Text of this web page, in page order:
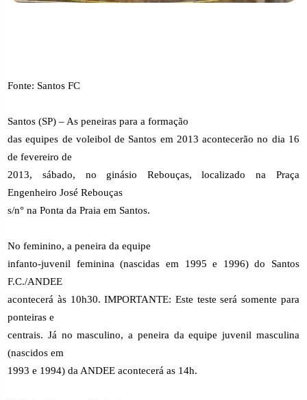
Fonte: Santos FC
Santos (SP) – As peneiras para a formação
das equipes de voleibol de Santos em 2013 acontecerão no dia 16
de fevereiro de
2013, sábado, no ginásio Rebouças, localizado na Praça
Engenheiro José Rebouças
s/n° na Ponta da Praia em Santos.
No feminino, a peneira da equipe
infanto-juvenil feminina (nascidas em 1995 e 1996) do Santos
F.C./ANDEE
acontecerá às 10h30. IMPORTANTE: Este teste será somente para
ponteiras e
centrais. Já no masculino, a peneira da equipe juvenil masculina
(nascidos em
1993 e 1994) da ANDEE acontecerá as 14h.